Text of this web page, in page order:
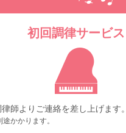
初回調律サービス
師よりご連絡を差し上げます。
かかります。